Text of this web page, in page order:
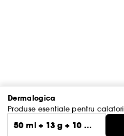
Dermalogica
Produse esentiale pentru
50 ml + 13 g + 10 ml